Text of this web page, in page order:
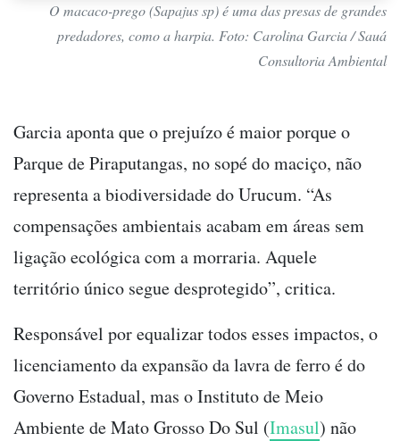
O macaco-prego (Sapajus sp) é uma das presas de grandes
predadores, como a harpia. Foto: Carolina Garcia / Sauá
Consultoria Ambiental
Garcia aponta que o prejuízo é maior porque o
Parque de Piraputangas, no sopé do maciço, não
representa a biodiversidade do Urucum. “As
compensações ambientais acabam em áreas sem
ligação ecológica com a morraria. Aquele
território único segue desprotegido”, critica.
Responsável por equalizar todos esses impactos, o
licenciamento da expansão da lavra de ferro é do
Governo Estadual, mas o Instituto de Meio
Ambiente de Mato Grosso Do Sul (Imasul) não